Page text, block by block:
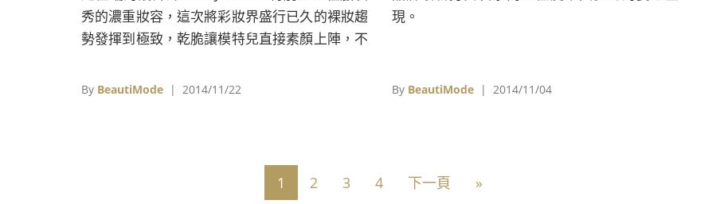
秀的濃重妝容，這次將彩妝界盛行已久的裸妝趨
勢發揮到極致，乾脆讓模特兒直接素顏上陣，不
有。 點此看▶「沒特色」竟成最新流行趨
François Nars，只在模特兒臉部和頸部擦上
By BeautiMode | 2014/11/22
現。
By BeautiMode | 2014/11/04
1 2 3 4 下一頁 »